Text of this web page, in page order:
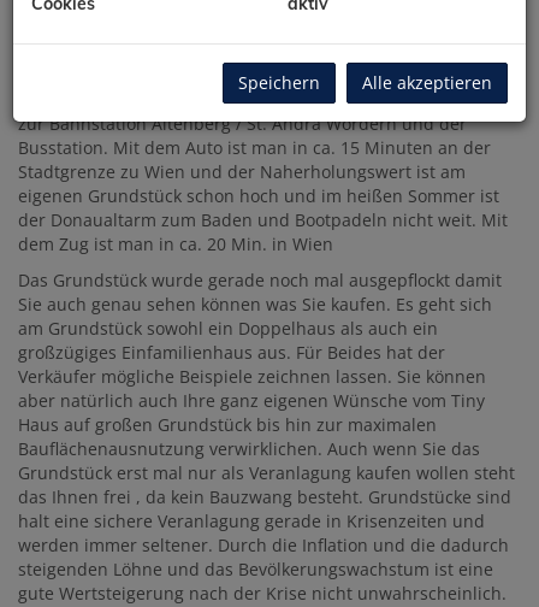
Beschreibung
Eine der seltenen Baugrundstücke mit 892m² liegt fußläufig
zur Bahnstation Altenberg / St. Andrä Wördern und der
Busstation. Mit dem Auto ist man in ca. 15 Minuten an der
Stadtgrenze zu Wien und der Naherholungswert ist am
eigenen Grundstück schon hoch und im heißen Sommer ist
der Donaualtarm zum Baden und Bootpadeln nicht weit. Mit
dem Zug ist man in ca. 20 Min. in Wien
Das Grundstück wurde gerade noch mal ausgepflockt damit
Sie auch genau sehen können was Sie kaufen. Es geht sich
am Grundstück sowohl ein Doppelhaus als auch ein
großzügiges Einfamilienhaus aus. Für Beides hat der
Verkäufer mögliche Beispiele zeichnen lassen. Sie können
aber natürlich auch Ihre ganz eigenen Wünsche vom Tiny
Haus auf großen Grundstück bis hin zur maximalen
Bauflächenausnutzung verwirklichen. Auch wenn Sie das
Grundstück erst mal nur als Veranlagung kaufen wollen steht
das Ihnen frei , da kein Bauzwang besteht. Grundstücke sind
halt eine sichere Veranlagung gerade in Krisenzeiten und
werden immer seltener. Durch die Inflation und die dadurch
steigenden Löhne und das Bevölkerungswachstum ist eine
gute Wertsteigerung nach der Krise nicht unwahrscheinlich.
Speichern Alle akzeptieren